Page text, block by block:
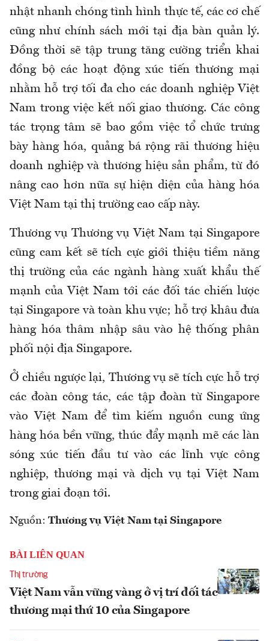
nhật nhanh chóng tình hình thực tế, các cơ chế
cũng như chính sách mới tại địa bàn quản lý.
Đồng thời sẽ tập trung tăng cường triển khai
đồng bộ các hoạt động xúc tiến thương mại
nhằm hỗ trợ tối đa cho các doanh nghiệp Việt
Nam trong việc kết nối giao thương. Các công
tác trọng tâm sẽ bao gồm việc tổ chức trưng
bày hàng hóa, quảng bá rộng rãi thương hiệu
doanh nghiệp và thương hiệu sản phẩm, từ đó
nâng cao hơn nữa sự hiện diện của hàng hóa
Việt Nam tại thị trường cao cấp này.
Thương vụ Thương vụ Việt Nam tại Singapore
cũng cam kết sẽ tích cực giới thiệu tiềm năng
thị trường của các ngành hàng xuất khẩu thế
mạnh của Việt Nam tới các đối tác chiến lược
tại Singapore và toàn khu vực; hỗ trợ khâuđưa
hàng hóa thâm nhập sâu vào hệ thống phân
phối nội địa Singapore.
Ở chiều ngược lại, Thương vụ sẽ tích cực hỗ trợ
các đoàn công tác, các tập đoàn từ Singapore
vào Việt Nam để tìm kiếm nguồn cung ứng
hàng hóa bền vững, thúc đẩy mạnh mẽ các làn
sóng xúc tiến đầu tư vào các lĩnh vực công
nghiệp, thương mại và dịch vụ tại Việt Nam
trong giai đoạn tới.
Nguồn: Thương vụ Việt Nam tại Singapore
BÀI LIÊN QUAN
Thị trường
Việt Nam vẫn vững vàng ở vị trí đối tác
thương mại thứ 10 của Singapore